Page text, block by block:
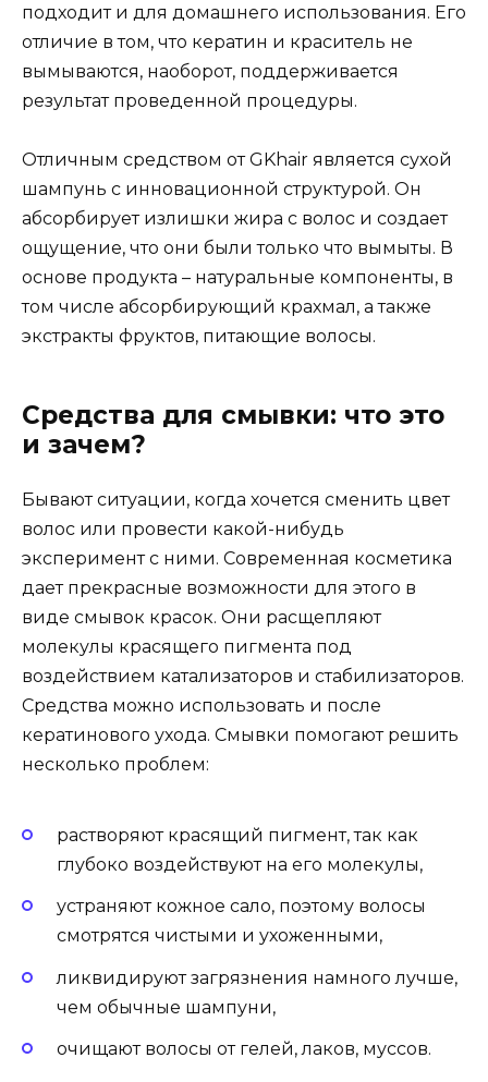
подходит и для домашнего использования. Его
отличие в том, что кератин и краситель не
вымываются, наоборот, поддерживается
результат проведенной процедуры.
Отличным средством от GKhair является сухой
шампунь с инновационной структурой. Он
абсорбирует излишки жира с волос и создает
ощущение, что они были только что вымыты. В
основе продукта – натуральные компоненты, в
том числе абсорбирующий крахмал, а также
экстракты фруктов, питающие волосы.
Средства для смывки: что это
и зачем?
Бывают ситуации, когда хочется сменить цвет
волос или провести какой-нибудь
эксперимент с ними. Современная косметика
дает прекрасные возможности для этого в
виде смывок красок. Они расщепляют
молекулы красящего пигмента под
воздействием катализаторов и стабилизаторов.
Средства можно использовать и после
кератинового ухода. Смывки помогают решить
несколько проблем:
растворяют красящий пигмент, так как
глубоко воздействуют на его молекулы,
устраняют кожное сало, поэтому волосы
смотрятся чистыми и ухоженными,
ликвидируют загрязнения намного лучше,
чем обычные шампуни,
очищают волосы от гелей, лаков, муссов.